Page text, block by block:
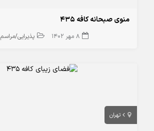
منوی صبحانه کافه 435
8 مهر 1402 پذیرایی/مراسم
تهران